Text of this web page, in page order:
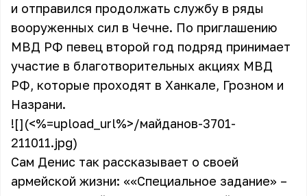
и отправился продолжать службу в ряды
вооруженных сил в Чечне. По приглашению
МВД РФ певец второй год подряд принимает
участие в благотворительных акциях МВД
РФ, которые проходят в Ханкале, Грозном и
Назрани.
![](<%=upload_url%>/майданов-3701-
211011.jpg)
Сам Денис так рассказывает о своей
армейской жизни: ««Специальное задание» –